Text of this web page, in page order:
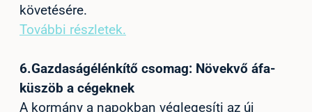
követésére.
További részletek.
6.Gazdaságélénkítő csomag: Növekvő áfa-
küszöb a cégeknek
A kormány a napokban véglegesíti az új